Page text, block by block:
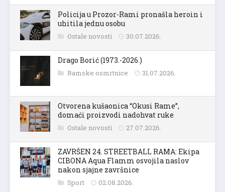
Policija u Prozor-Rami pronašla heroin i
uhitila jednu osobu
Ostale novosti 30.07.2026.
Drago Borić (1973.-2026.)
Ramske osmrtnice 31.07.2026.
Otvorena kušaonica “Okusi Rame”,
domaći proizvodi nadohvat ruke
Ostale novosti 27.07.2026.
ZAVRŠEN 24. STREETBALL RAMA: Ekipa
CIBONA Aqua Flamm osvojila naslov
nakon sjajne završnice
Sport 02.08.2026.